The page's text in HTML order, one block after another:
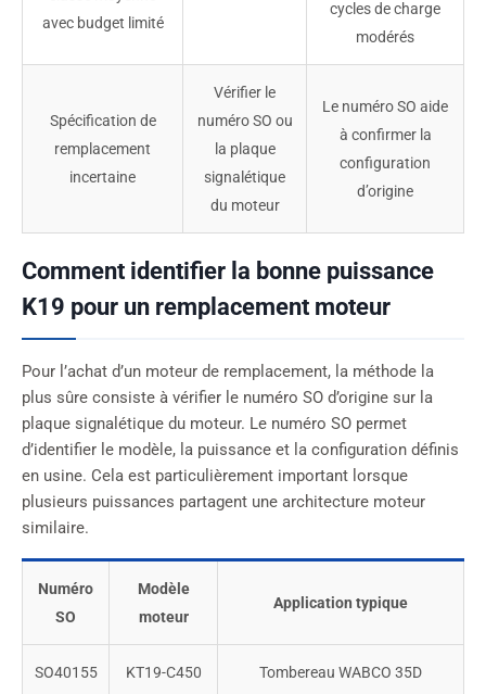
avec budget limité
cycles de charge
modérés
Spécification de
remplacement
incertaine
Vérifier le
numéro SO ou
la plaque
signalétique
du moteur
Le numéro SO aide
à confirmer la
configuration
d’origine
Comment identifier la bonne puissance
K19 pour un remplacement moteur
Pour l’achat d’un moteur de remplacement, la méthode la
plus sûre consiste à vérifier le numéro SO d’origine sur la
plaque signalétique du moteur. Le numéro SO permet
d’identifier le modèle, la puissance et la configuration définis
en usine. Cela est particulièrement important lorsque
plusieurs puissances partagent une architecture moteur
similaire.
Numéro
SO
Modèle
moteur
Application typique
SO40155 KT19-C450 Tombereau WABCO 35D